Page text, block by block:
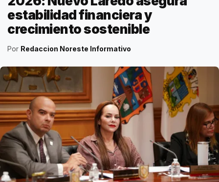
estabilidad financiera y
crecimiento sostenible
Por Redaccion Noreste Informativo